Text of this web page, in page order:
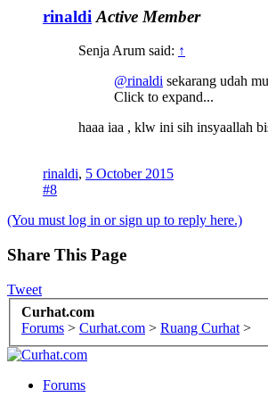
rinaldi Active Member
Senja Arum said: ↑
@rinaldi sekarang udah
Click to expand...
haaa iaa , klw ini sih insyaallah
rinaldi, 5 October 2015
#8
(You must log in or sign up to reply here.)
Share This Page
Tweet
Curhat.com
Forums > Curhat.com > Ruang Curhat >
Forums